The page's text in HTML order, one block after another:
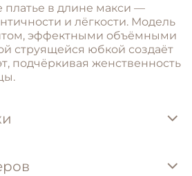
платье в длине макси —
и лёгкости. Модель
эффектными объёмными
струящейся юбкой создаёт
подчёркивая женственность